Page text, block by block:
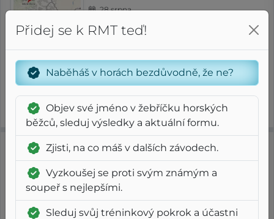
28 srpna
⨦ 60.5 km
6
/ 966
g m s
Tempo
5:03 /km
FAP
2025
Trasa 160k
Western States Endurance Run
28 června
Přidej se k RMT teď!
Naběháš v horách bezdůvodně, že ne?
Objev své jméno v žebříčku horských
běžců, sleduj výsledky a aktuální formu.
Zjisti, na co máš v dalších závodech.
Vyzkoušej se proti svým známým a
soupeř s nejlepšími.
Sleduj svůj tréninkový pokrok a účastni